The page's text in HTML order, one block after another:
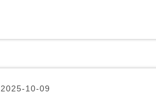
2025-10-09